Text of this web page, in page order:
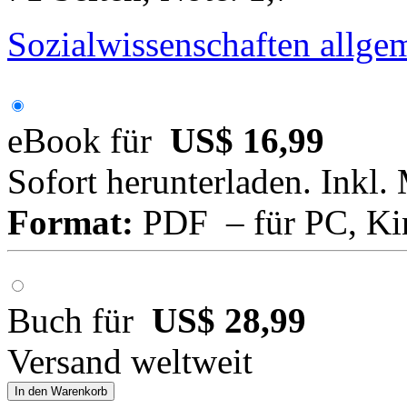
Sozialwissenschaften
eBook für US$ 16,99
Sofort herunterladen. Inkl.
Format: PDF – für PC,
Buch für US$ 28,99
Versand weltweit
In den Warenkorb